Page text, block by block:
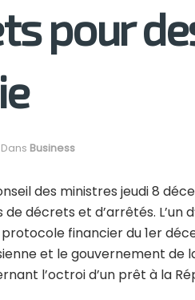
pour
Dans Business
des ministres jeudi 8
de décrets et d’arrêtés.
financier du 1er
et le gouvernement de
l’octroi d’un prêt à la